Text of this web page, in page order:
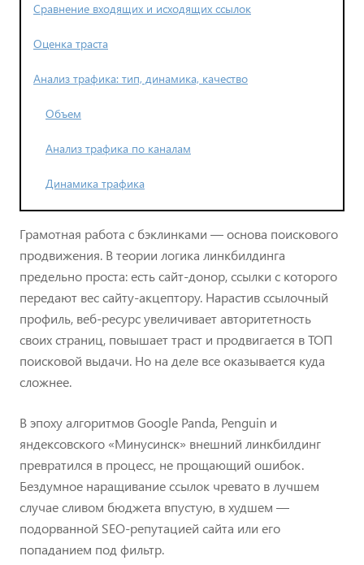
Сравнение входящих и исходящих ссылок
Оценка траста
Анализ трафика: тип, динамика, качество
Объем
Анализ трафика по каналам
Динамика трафика
Грамотная работа с бэклинками — основа поискового
продвижения. В теории логика линкбилдинга
предельно проста: есть сайт-донор, ссылки с которого
передают вес сайту-акцептору. Нарастив ссылочный
профиль, веб-ресурс увеличивает авторитетность
своих страниц, повышает траст и продвигается в ТОП
поисковой выдачи. Но на деле все оказывается куда
сложнее.
В эпоху алгоритмов Google Panda, Penguin и
яндексовского «Минусинск» внешний линкбилдинг
превратился в процесс, не прощающий ошибок.
Бездумное наращивание ссылок чревато в лучшем
случае сливом бюджета впустую, в худшем —
подорванной SEO-репутацией сайта или его
попаданием под фильтр.